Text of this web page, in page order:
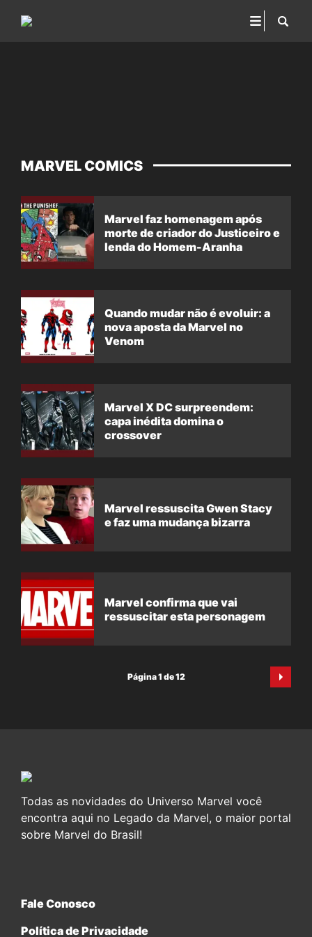
MARVEL COMICS
Marvel faz homenagem após
morte de criador do Justiceiro e
lenda do Homem-Aranha
Quando mudar não é evoluir: a
nova aposta da Marvel no
Venom
Marvel X DC surpreendem:
capa inédita domina o
crossover
Marvel ressuscita Gwen Stacy
e faz uma mudança bizarra
Marvel confirma que vai
ressuscitar esta personagem
Página 1 de 12
Todas as novidades do Universo Marvel você
encontra aqui no Legado da Marvel, o maior portal
sobre Marvel do Brasil!
Fale Conosco
Política de Privacidade